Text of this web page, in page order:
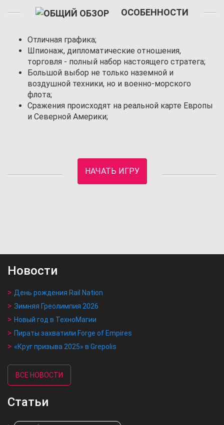
ОСОБЕННОСТИ
Отличная графика;
Шпионаж, дипломатические отношения,
торговля - полный набор настоящего стратега;
Большой выбор не только наземной и
воздушной техники, но и военно-морского
флота;
Сражения происходят на реальной карте Европы
и Северной Америки;
НАЧАТЬ ИГРУ
Новости
День рождения Rail Nation
Зимняя Греолимпия 2026
Новый год в ТехноМагии
Пираты захватили Forge of Empires
«Круг призыва 2025» в Grepolis
ВСЕ НОВОСТИ
Статьи